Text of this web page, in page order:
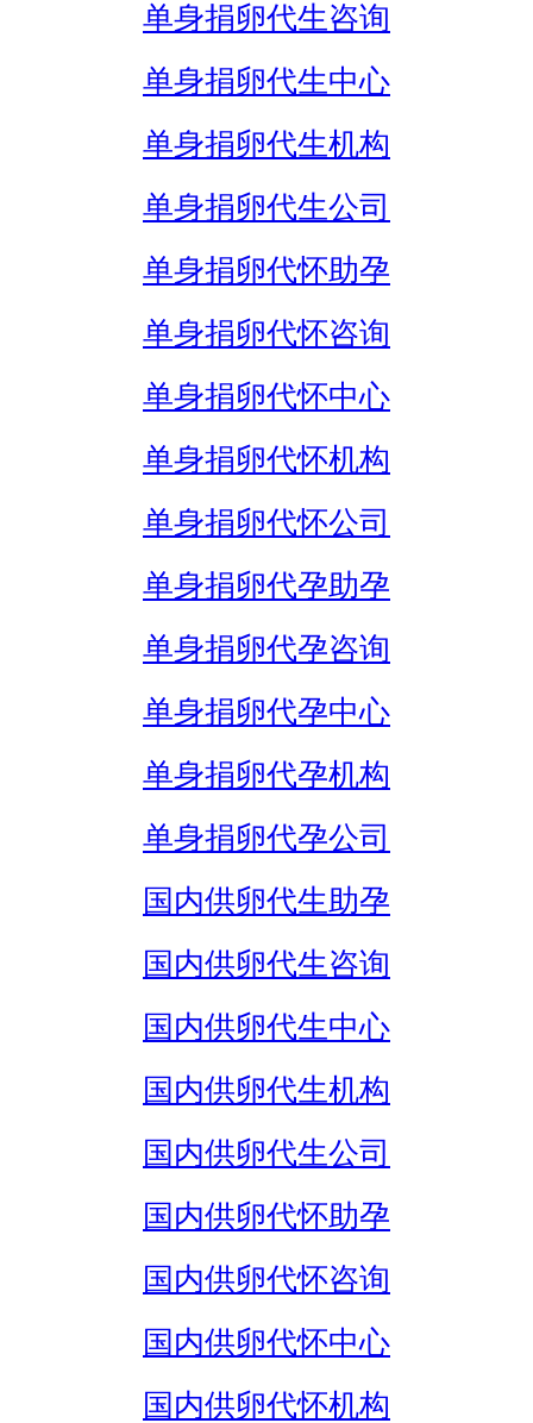
单身捐卵代生咨询
单身捐卵代生中心
单身捐卵代生机构
单身捐卵代生公司
单身捐卵代怀助孕
单身捐卵代怀咨询
单身捐卵代怀中心
单身捐卵代怀机构
单身捐卵代怀公司
单身捐卵代孕助孕
单身捐卵代孕咨询
单身捐卵代孕中心
单身捐卵代孕机构
单身捐卵代孕公司
国内供卵代生助孕
国内供卵代生咨询
国内供卵代生中心
国内供卵代生机构
国内供卵代生公司
国内供卵代怀助孕
国内供卵代怀咨询
国内供卵代怀中心
国内供卵代怀机构